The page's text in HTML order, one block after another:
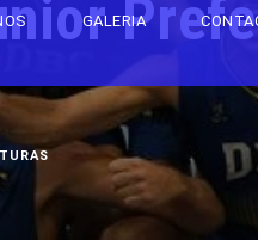
GALERIA